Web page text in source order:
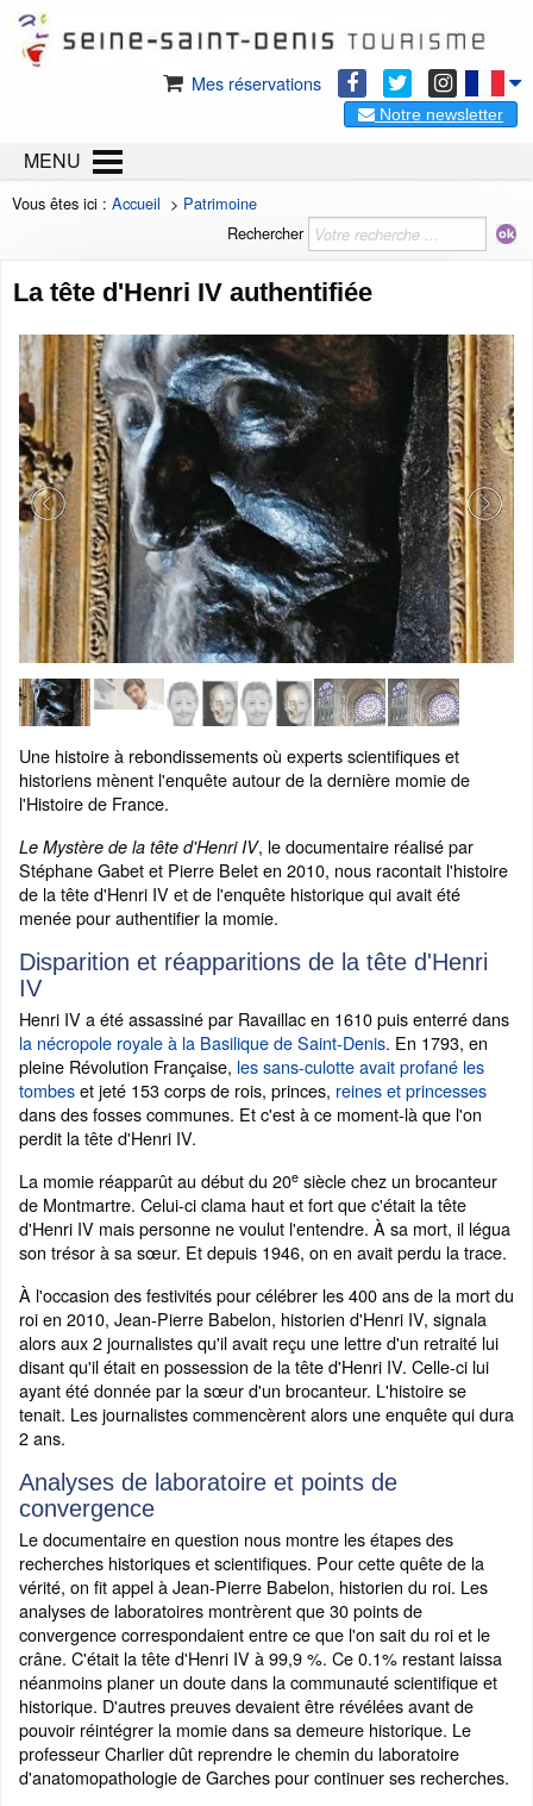
Mes réservations
Notre newsletter
MENU
Vous êtes ici : Accueil > Patrimoine
Rechercher
La tête d'Henri IV authentifiée
Une histoire à rebondissements où experts scientifiques et
historiens mènent l'enquête autour de la dernière momie de
l'Histoire de France.
Le Mystère de la tête d'Henri IV, le documentaire réalisé par
Stéphane Gabet et Pierre Belet en 2010, nous racontait l'histoire
de la tête d'Henri IV et de l'enquête historique qui avait été
menée pour authentifier la momie.
Disparition et réapparitions de la tête d'Henri
IV
Henri IV a été assassiné par Ravaillac en 1610 puis enterré dans
la nécropole royale à la Basilique de Saint-Denis. En 1793, en
pleine Révolution Française, les sans-culotte avait profané les
tombeset jeté 153 corps de rois, princes, reines et princesses
dans des fosses communes. Et c'est à ce moment-là que l'on
perdit la tête d'Henri IV.
La momie réapparût au début du 20e siècle chez un brocanteur
de Montmartre. Celui-ci clama haut et fort que c'était la tête
d'Henri IV mais personne ne voulut l'entendre. À sa mort, il légua
son trésor à sa sœur. Et depuis 1946, on en avait perdu la trace.
À l'occasion des festivités pour célébrer les 400 ans de la mort du
roi en 2010, Jean-Pierre Babelon, historien d'Henri IV, signala
alors aux 2 journalistes qu'il avait reçu une lettre d'un retraité lui
disant qu'il était en possession de la tête d'Henri IV. Celle-ci lui
ayant été donnée par la sœur d'un brocanteur. L'histoire se
tenait. Les journalistes commencèrent alors une enquête qui dura
2 ans.
Analyses de laboratoire et points de
convergence
Le documentaire en question nous montre les étapes des
recherches historiques et scientifiques. Pour cette quête de la
vérité, on fit appel à Jean-Pierre Babelon, historien du roi. Les
analyses de laboratoires montrèrent que 30 points de
convergence correspondaient entre ce que l'on sait du roi et le
crâne. C'était la tête d'Henri IV à 99,9 %. Ce 0.1% restant laissa
néanmoins planer un doute dans la communauté scientifique et
historique. D'autres preuves devaient être révélées avant de
pouvoir réintégrer la momie dans sa demeure historique. Le
professeur Charlier dût reprendre le chemin du laboratoire
d'anatomopathologie de Garches pour continuer ses recherches.